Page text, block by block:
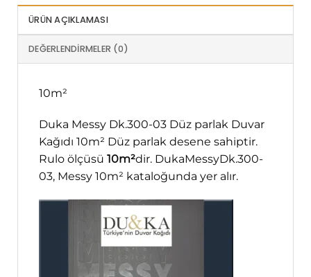
ÜRÜN AÇIKLAMASI
DEĞERLENDIRMELER (0)
10m²
Duka Messy Dk.300-03 Düz parlak Duvar
Kağıdı 10m² Düz parlak desene sahiptir.
Rulo ölçüsü 10m²dir. DukaMessyDk.300-
03, Messy 10m² kataloğunda yer alır.